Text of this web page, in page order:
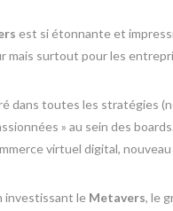
est si étonnante et
mais surtout pour les
dans toutes les stratégies
» au sein des
virtuel digital,
investissant le Metavers, le